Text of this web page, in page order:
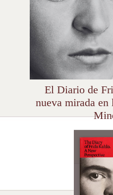
El Diario de
nueva mirada